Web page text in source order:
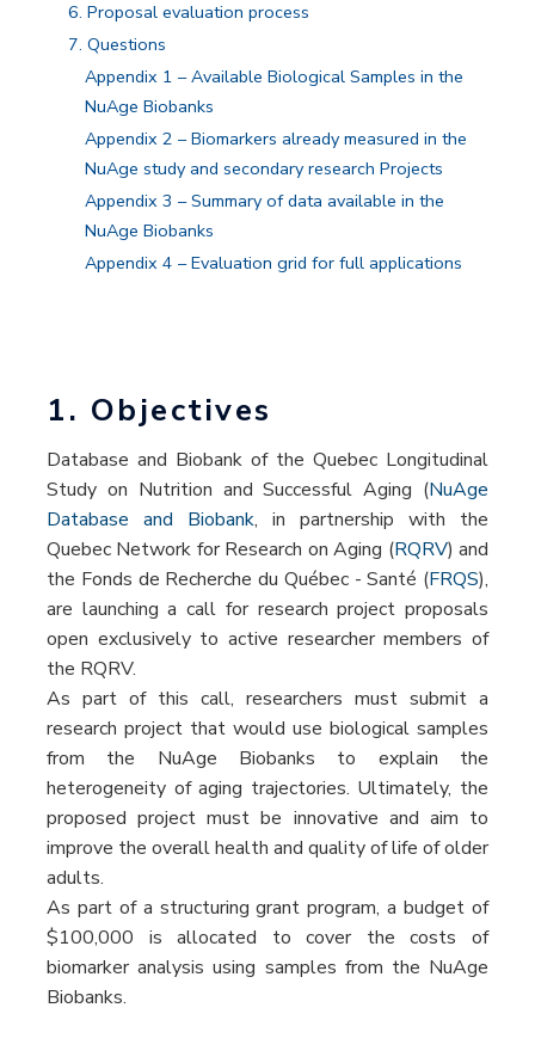
6. Proposal evaluation process
7. Questions
Appendix 1 – Available Biological Samples in the
NuAge Biobanks
Appendix 2 – Biomarkers already measured in the
NuAge study and secondary research Projects
Appendix 3 – Summary of data available in the
NuAge Biobanks
Appendix 4 – Evaluation grid for full applications
1. Objectives
Database and Biobank of the Quebec Longitudinal
Study on Nutrition and Successful Aging (NuAge
Database and Biobank, in partnership with the
Quebec Network for Research on Aging (RQRV) and
the Fonds de Recherche du Québec - Santé (FRQS),
are launching a call for research project proposals
open exclusively to active researcher members of
the RQRV.
As part of this call, researchers must submit a
research project that would use biological samples
from the NuAge Biobanks to explain the
heterogeneity of aging trajectories. Ultimately, the
proposed project must be innovative and aim to
improve the overall health and quality of life of older
adults.
As part of a structuring grant program, a budget of
$100,000 is allocated to cover the costs of
biomarker analysis using samples from the NuAge
Biobanks.